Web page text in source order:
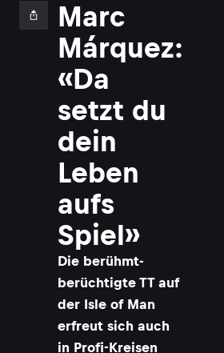
Marc
Márquez:
«Da
setzt du
dein
Leben
aufs
Spiel»
Die berühmt-
berüchtigte TT auf
der Isle of Man
erfreut sich auch
in Profi-Kreisen